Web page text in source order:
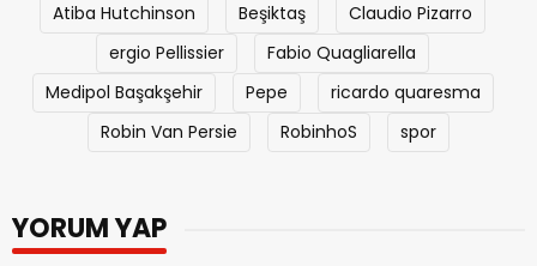
Atiba Hutchinson Beşiktaş
Claudio Pizarro
ergio Pellissier
Fabio Quagliarella
Medipol Başakşehir
Pepe
ricardo quaresma
Robin Van Persie
RobinhoS spor
YORUM YAP